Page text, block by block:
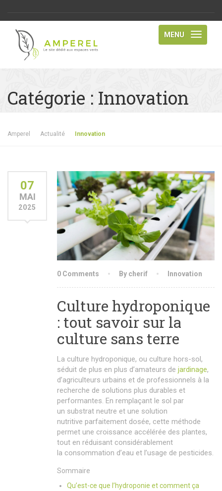
MENU
Catégorie : Innovation
Amperel Actualité Innovation
07
MAI
2025
0 Comments By cherif Innovation
Culture hydroponique
: tout savoir sur la
culture sans terre
La culture hydroponique, ou culture hors-sol,
séduit de plus en plus d’amateurs de jardinage,
d’agriculteurs urbains et de professionnels à la
recherche de solutions plus durables et
performantes. En remplaçant le sol par
un substrat neutre et une solution
nutritive parfaitement dosée, cette méthode
permet une croissance accélérée des plantes,
tout en réduisant considérablement
la consommation d’eau et l’usage de pesticides.
Sommaire
Qu’est-ce que l’hydroponie et comment ça